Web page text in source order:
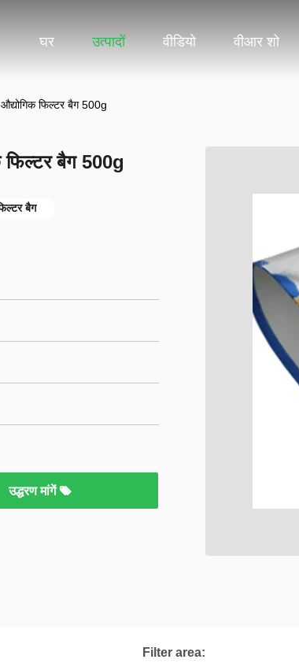
घर उत्पादों वीडियो वीआर शो
फिल्टर बैग 500g
फिल्टर बैग 500g
बैग
उद्धरण मांगें
Filter area: